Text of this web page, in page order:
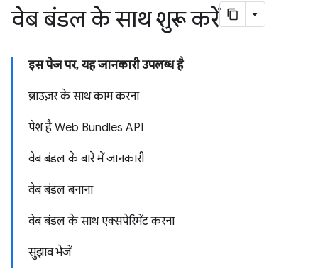
वेब बंडल के साथ शुरू करें
इस पेज पर, यह जानकारी उपलब्ध है
ब्राउज़र के साथ काम करना
पेश है Web Bundles API
वेब बंडल के बारे में जानकारी
वेब बंडल बनाना
वेब बंडल के साथ एक्सपेरिमेंट करना
सुझाव भेजें